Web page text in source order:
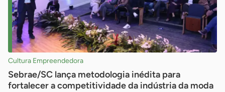
Cultura Empreendedora
Sebrae/SC lança metodologia inédita para
fortalecer a competitividade da indústria da moda